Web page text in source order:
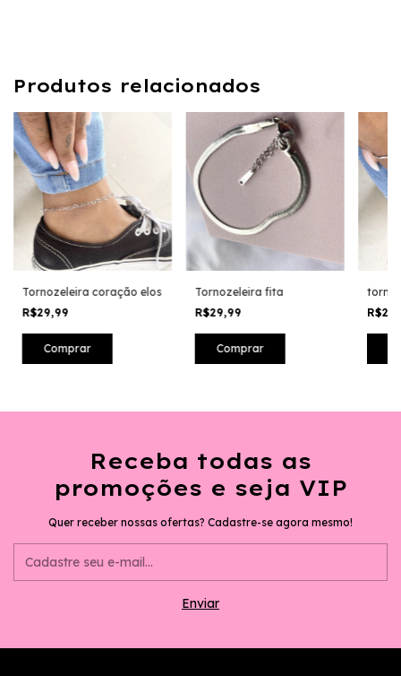
Produtos relacionados
Tornozeleira coração elos
R$29,99
Tornozeleira fita
R$29,99
Receba todas as
promoções e seja VIP
Quer receber nossas ofertas? Cadastre-se agora mesmo!